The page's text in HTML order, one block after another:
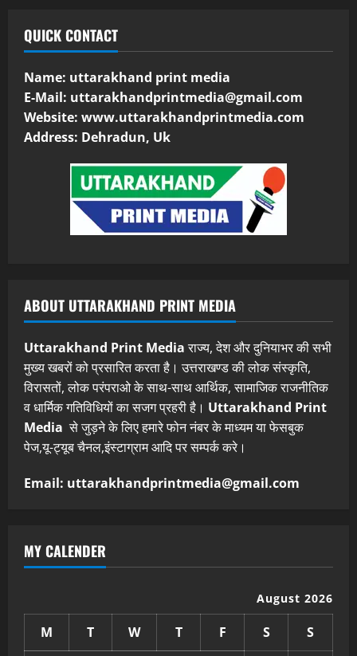
QUICK CONTACT
Name: uttarakhand print media
E-Mail: uttarakhandprintmedia@gmail.com
Website: www.uttarakhandprintmedia.com
Address: Dehradun, Uk
ABOUT UTTARAKHAND PRINT MEDIA
Uttarakhand Print Mediaराज्य, देश और दुनियाभर की सभी
मुख्य खबरों को प्रसारित करता है। उत्तराखण्ड की लोक संस्कृति,
विरासतों, लोक परंपराओ के साथ-साथ आर्थिक, सामाजिक राजनीतिक
व धार्मिक गतिविधियों का सजग प्रहरी है। Uttarakhand Print
Media से जुड़ने के लिए हमारे फोन नंबर के माध्यम या फेसबुक
पेज,यू-ट्यूब चैनल,इंस्टाग्राम आदि पर सम्पर्क करे।
Email: uttarakhandprintmedia@gmail.com
MY CALENDER
August 2026
M T W T F S S